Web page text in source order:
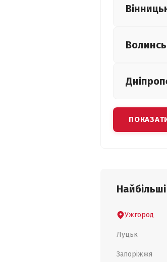
Ужгород
Луцьк
Запоріжжя